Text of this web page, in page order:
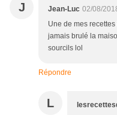
J Jean-Luc 02/08/
Une de mes
jamais brulé la
sourcils lol
Répondre
L